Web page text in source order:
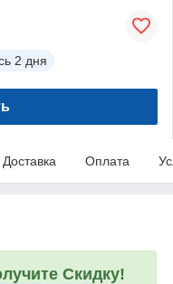
2 дня
Доставка Оплата
Скидку!